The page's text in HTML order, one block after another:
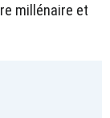
millénaire et